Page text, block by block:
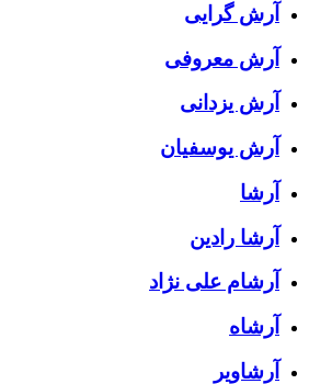
آرش گرایی
آرش معروفی
آرش یزدانی
آرش یوسفیان
آرشا
آرشا رادین
آرشام علی نژاد
آرشاه
آرشاویر